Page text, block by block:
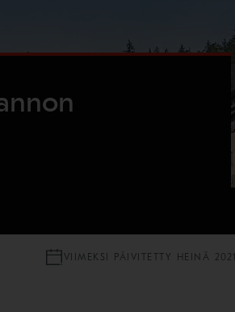
VIIMEKSI PÄIVITETTY HEINÄ 2021